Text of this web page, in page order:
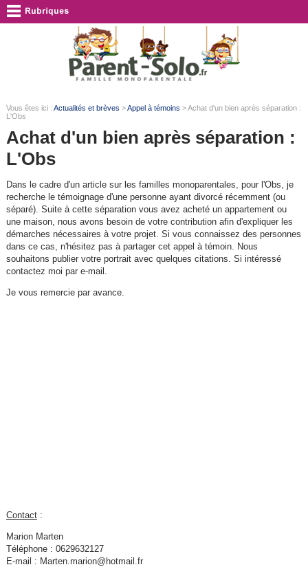
Vous êtes ici : Actualités et brèves >Appel à témoins > Achat d'un bien après séparation :
L'Obs
Achat d'un bien après séparation :
L'Obs
Dans le cadre d'un article sur les familles monoparentales, pour l'Obs, je
recherche le témoignage d'une personne ayant divorcé récemment (ou
séparé). Suite à cette séparation vous avez acheté un appartement ou
une maison, nous avons besoin de votre contribution afin d'expliquer les
démarches nécessaires à votre projet. Si vous connaissez des personnes
dans ce cas, n'hésitez pas à partager cet appel à témoin. Nous
souhaitons publier votre portrait avec quelques citations. Si intéressé
contactez moi par e-mail.
Je vous remercie par avance.
Contact:
Marion Marten
Téléphone : 0629632127
E-mail : Marten.marion@hotmail.fr